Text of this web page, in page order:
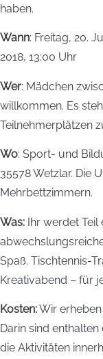
haben.
Wann: Freitag, 20.
2018, 13:00 Uhr
Wer: Mädchen
willkommen. Es
Teilnehmerplätzen
Wo: Sport- und
35578 Wetzlar. Die
Mehrbettzimmern.
Was: Ihr werdet Teil
Spaß. Tischtennis-
Kreativabend – für
Kosten:Wir
Darin sind
die Aktivitäten